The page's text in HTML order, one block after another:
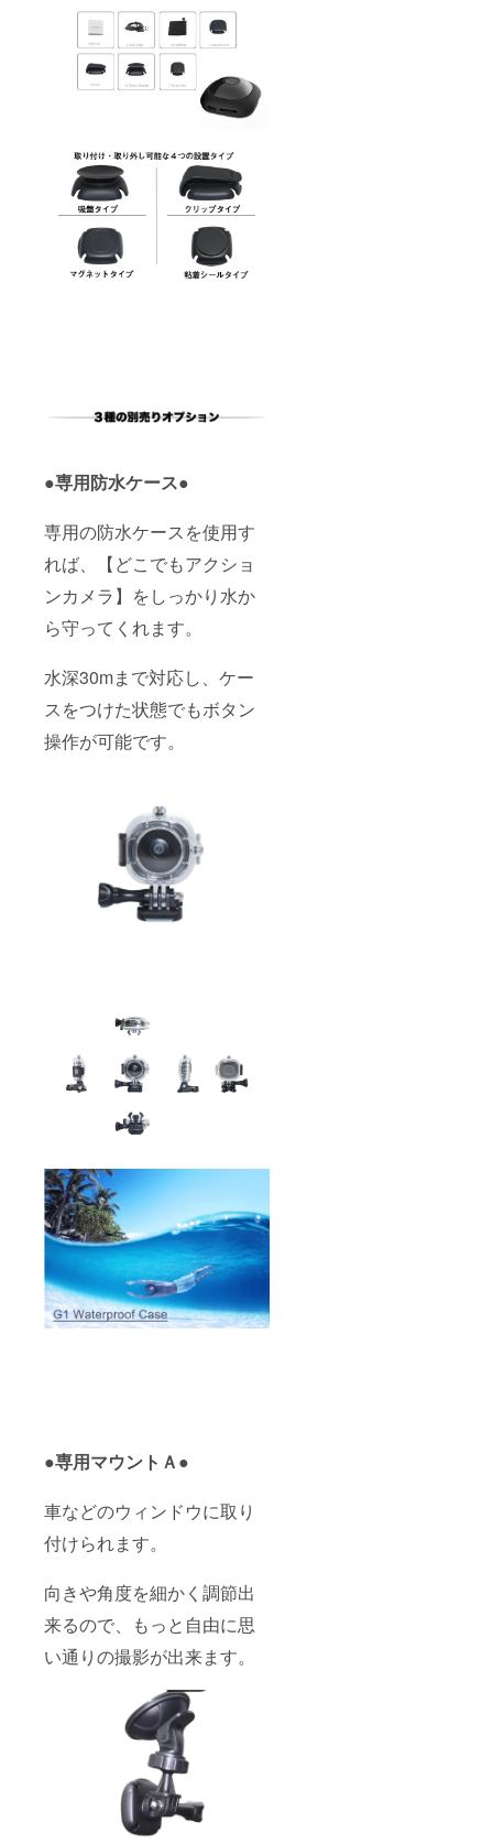
●専用防水ケース●
専用の防水ケースを使用す
れば、【どこでもアクショ
ンカメラ】をしっかり水か
ら守ってくれます。
水深30mまで対応し、ケー
スをつけた状態でもボタン
操作が可能です。
●専用マウントＡ●
車などのウィンドウに取り
付けられます。
向きや角度を細かく調節出
来るので、もっと自由に思
い通りの撮影が出来ます。